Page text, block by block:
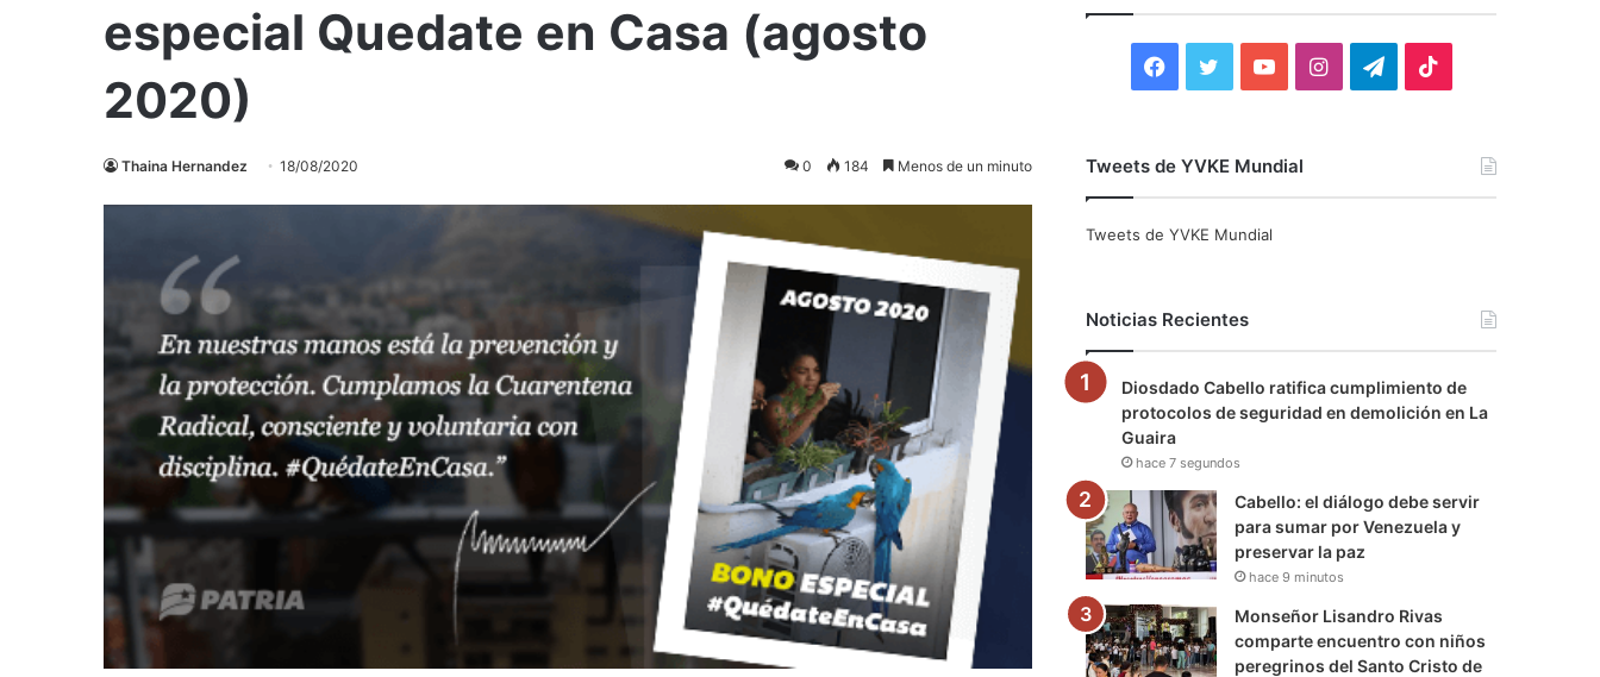
especial Quedate en Casa (agosto
2020)
Thaina Hernandez 18/08/2020 0 184 Menos de un minuto
F
c
o
k
i
r
Y
u
e
I
r
a
T
a
m
Tweets de YVKE Mundial
Tweets de YVKE Mundial
Noticias Recientes
Diosdado Cabello ratifica cumplimiento de
protocolos de seguridad en demolición en La
Guaira
hace 7 segundos
Cabello: el diálogo debe servir
para sumar por Venezuela y
preservar la paz
hace 9 minutos
Monseñor Lisandro Rivas
comparte encuentro con niños
peregrinos del Santo Cristo de